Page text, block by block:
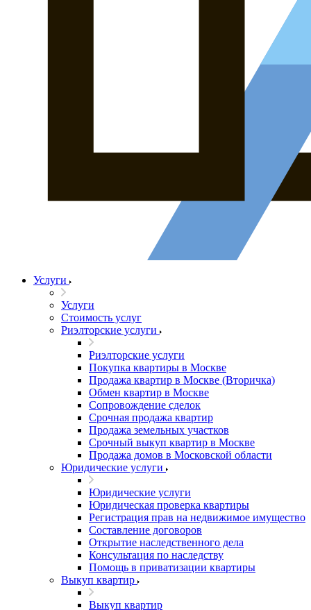
Услуги
Услуги
Стоимость услуг
Риэлторские услуги
Риэлторские услуги
Покупка квартиры в Москве
Продажа квартир в Москве (Вторичка)
Обмен квартир в Москве
Сопровождение сделок
Срочная продажа квартир
Продажа земельных участков
Срочный выкуп квартир в Москве
Продажа домов в Московской области
Юридические услуги
Юридические услуги
Юридическая проверка квартиры
Регистрация прав на недвижимое имущество
Составление договоров
Открытие наследственного дела
Консультация по наследству
Помощь в приватизации квартиры
Выкуп квартир
Выкуп квартир